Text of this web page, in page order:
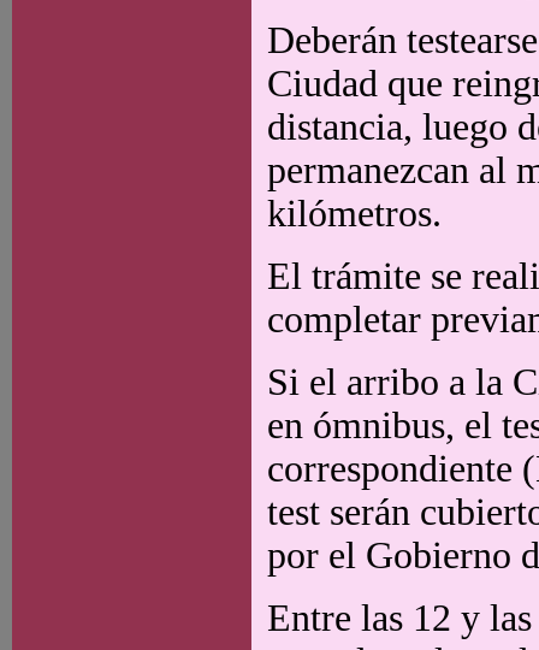
Deberán
Ciudad que
distancia, luego
permanezcan al
kilómetros.
El trámite se
completar
Si el arribo a la
en ómnibus, el
correspondiente
test serán
por el Gobierno
Entre las 12 y